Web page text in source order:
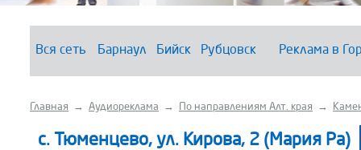
Вся сеть Барнаул Бийск Рубцовск Реклама в
Главная → Аудиореклама → По направлениям Алт. края →
с. Тюменцево, ул. Кирова, 2 (Мария Ра)